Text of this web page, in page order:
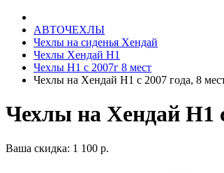
АВТОЧЕХЛЫ
Чехлы на сиденья Хендай
Чехлы Хендай Н1
Чехлы Н1 с 2007г 8 мест
Чехлы на Хендай Н1 с 2007 года, 8
Чехлы на Хендай Н1
Ваша скидка: 1 100 р.